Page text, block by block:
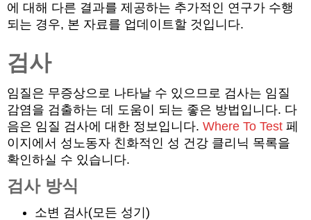
에 대해 다른 결과를 제공하는 추가적인 연구가 수행
되는 경우, 본 자료를 업데이트할 것입니다.
검사
임질은 무증상으로 나타날 수 있으므로 검사는 임질
감염을 검출하는 데 도움이 되는 좋은 방법입니다. 다
음은 임질 검사에 대한 정보입니다. Where To Test 페
이지에서 성노동자 친화적인 성 건강 클리닉 목록을
확인하실 수 있습니다.
검사 방식
소변 검사(모든 성기)